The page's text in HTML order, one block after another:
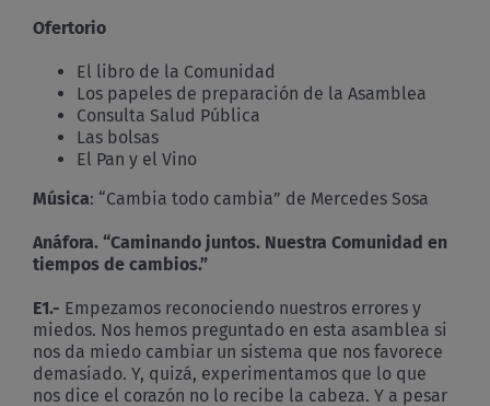
Ofertorio
El libro de la Comunidad
Los papeles de preparación de la Asamblea
Consulta Salud Pública
Las bolsas
El Pan y el Vino
Música: “Cambia todo cambia” de Mercedes Sosa
Anáfora. “Caminando juntos. Nuestra Comunidad en
tiempos de cambios.”
E1.- Empezamos reconociendo nuestros errores y
miedos. Nos hemos preguntado en esta asamblea si
nos da miedo cambiar un sistema que nos favorece
demasiado. Y, quizá, experimentamos que lo que
nos dice el corazón no lo recibe la cabeza. Y a pesar